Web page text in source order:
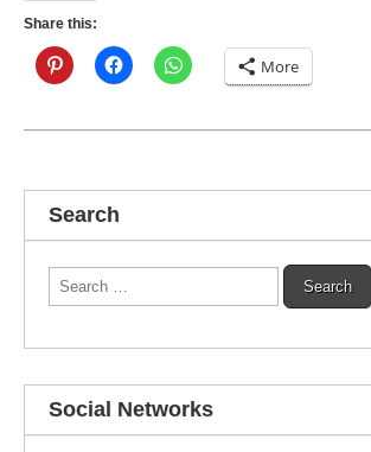
Share this:
More
Search
Search
for:
Social Networks